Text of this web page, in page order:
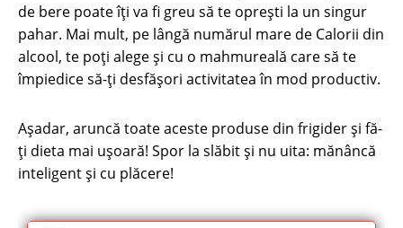
de bere poate îți va fi greu să te oprești la un singur
pahar. Mai mult, pe lângă numărul mare de Calorii din
alcool, te poți alege și cu o mahmureală care să te
împiedice să-ți desfășori activitatea în mod productiv.
Așadar, aruncă toate aceste produse din frigider și fă-
ți dieta mai ușoară! Spor la slăbit și nu uita: mănâncă
inteligent și cu plăcere!